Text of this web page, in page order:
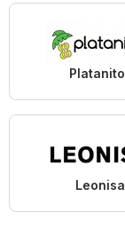
Leonisa